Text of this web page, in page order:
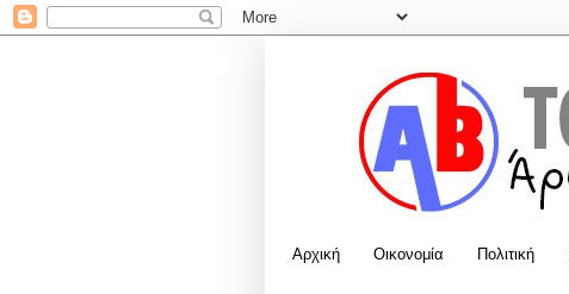
Αρχική Οικονομία Πολιτική